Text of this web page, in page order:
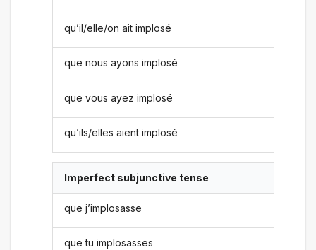
qu’il/elle/on ait implosé
que nous ayons implosé
que vous ayez implosé
qu’ils/elles aient implosé
Imperfect subjunctive tense
que j’implosasse
que tu implosasses